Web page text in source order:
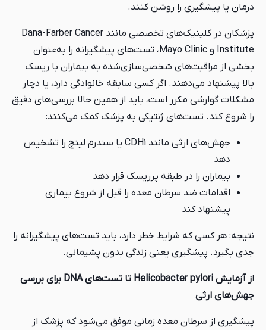
درمان یا پیشگیری را روشن کنند.
پزشکان در کلینیک‌های تخصصی مانند Dana-Farber Cancer
Institute و Mayo Clinic، تست‌های پیشگیرانه را به‌عنوان
بخشی از مراقبت‌های شخصی‌سازی‌شده به بیماران با ریسک
بالا پیشنهاد می‌دهند. اگر کسی سابقه خانوادگی دارد، یا دچار
مشکلات گوارشی مکرر است، باید از همین حالا بررسی‌های دقیق
را شروع کند. تست‌های ژنتیکی به پزشک کمک می‌کنند:
جهش‌های ارثی مانند CDH1 یا سندرم لینچ را تشخیص
دهد
بیماران را در طبقه پرریسک قرار دهد
اقدامات ضد سرطان معده را قبل از شروع بیماری
پیشنهاد کند
نتیجه: هر کسی که شرایط خطر دارد، باید تست‌های پیشگیرانه را
جدی بگیرد. پیشگیری یعنی زندگی بدون پشیمانی.
از آزمایش Helicobacter pylori تا تست‌های DNA برای بررسی
جهش‌های ارثی
پیشگیری از سرطان معده زمانی موفق می‌شود که پزشک از